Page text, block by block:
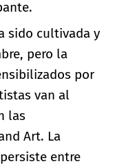
sido cultivada y
pero la
por
van al
las
Art. La
entre